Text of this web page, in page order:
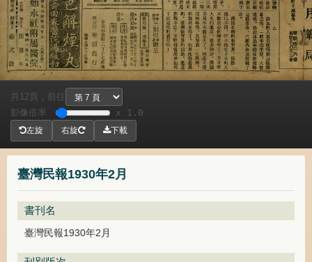
臺灣民報1930年2月
書刊名
臺灣民報1930年2月
共 12頁，
前往
影像倍率
x 1.0
左旋 右旋 下載